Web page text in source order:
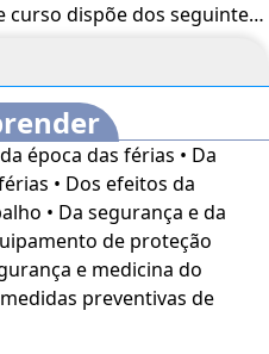
mediante a
Para ativar esses
do lado direito da tela na
com sua necessidade.
por até 30 dias após
época das férias • Da
• Dos efeitos da
• Da segurança e da
de proteção
e medicina do
preventivas de